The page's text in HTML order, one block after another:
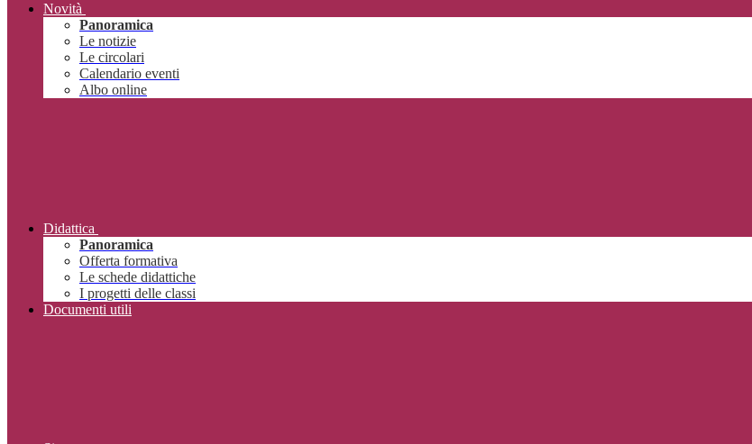
Novità
Panoramica
Le notizie
Le circolari
Calendario eventi
Albo online
Didattica
Panoramica
Offerta formativa
Le schede didattiche
I progetti delle classi
Documenti utili